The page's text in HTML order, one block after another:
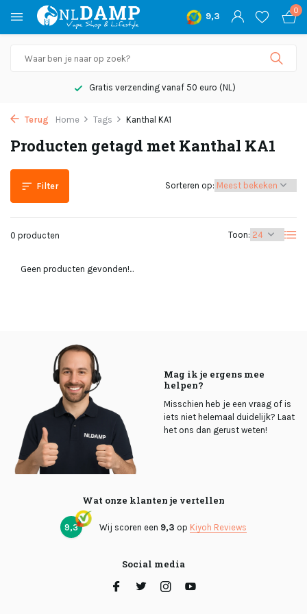
9,3
0
Gratis verzending vanaf 50 euro (NL)
Terug Home Tags Kanthal KA1
Producten getagd met Kanthal KA1
Filter
0 producten Toon:
Sorteren op:
Geen producten gevonden!...
Mag ik je ergens mee
helpen?
Misschien heb je een vraag of is
iets niet helemaal duidelijk? Laat
het ons dan gerust weten!
Wat onze klanten je vertellen
9,3 Wij scoren een 9,3 op Kiyoh Reviews
Social media